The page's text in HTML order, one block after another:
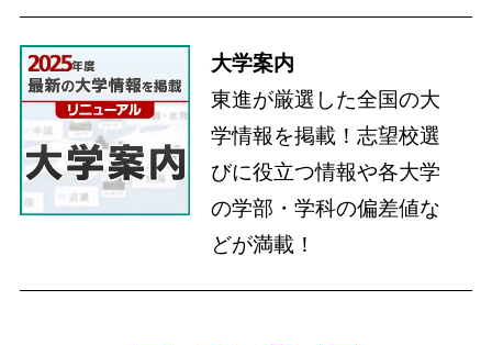
大学案内
東進が厳選した全国の大
学情報を掲載！志望校選
びに役立つ情報や各大学
の学部・学科の偏差値な
どが満載！